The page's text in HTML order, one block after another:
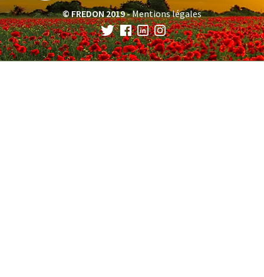
© FREDON 2019 -Mentions légales